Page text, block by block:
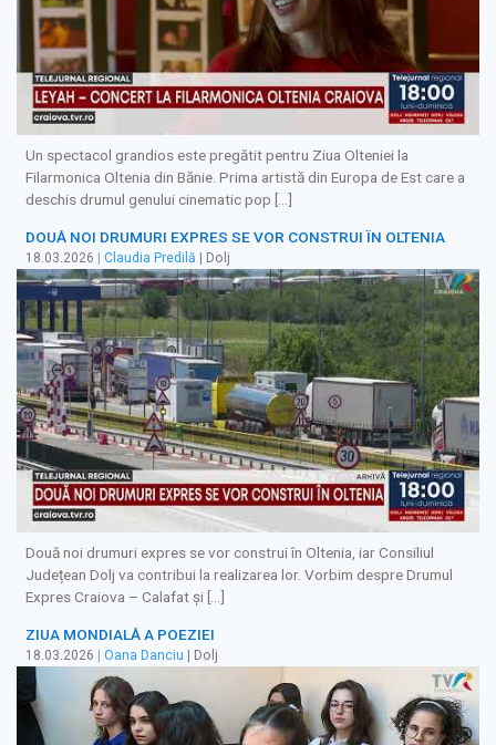
Un spectacol grandios este pregătit pentru Ziua Olteniei la
Filarmonica Oltenia din Bănie. Prima artistă din Europa de Est care a
deschis drumul genului cinematic pop […]
DOUĂ NOI DRUMURI EXPRES SE VOR CONSTRUI ÎN OLTENIA
18.03.2026 Claudia Predilă | Dolj
Două noi drumuri expres se vor construi în Oltenia, iar Consiliul
Județean Dolj va contribui la realizarea lor. Vorbim despre Drumul
Expres Craiova – Calafat şi […]
ZIUA MONDIALĂ A POEZIEI
18.03.2026 Oana Danciu | Dolj